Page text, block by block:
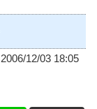
2006/12/03 18:05